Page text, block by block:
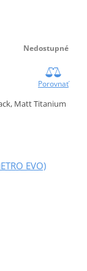
Nedostupné
Porovnať
Matt Titanium
EVO)